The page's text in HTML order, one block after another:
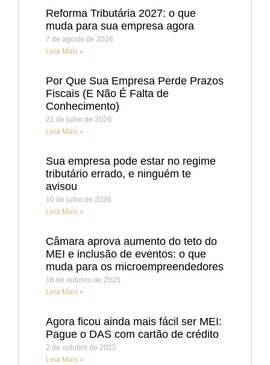
Reforma Tributária 2027: o que
muda para sua empresa agora
7 de agosto de 2026
Leia Mais »
Por Que Sua Empresa Perde Prazos
Fiscais (E Não É Falta de
Conhecimento)
21 de julho de 2026
Leia Mais »
Sua empresa pode estar no regime
tributário errado, e ninguém te
avisou
10 de julho de 2026
Leia Mais »
Câmara aprova aumento do teto do
MEI e inclusão de eventos: o que
muda para os microempreendedores
16 de outubro de 2025
Leia Mais »
Agora ficou ainda mais fácil ser MEI:
Pague o DAS com cartão de crédito
2 de outubro de 2025
Leia Mais »